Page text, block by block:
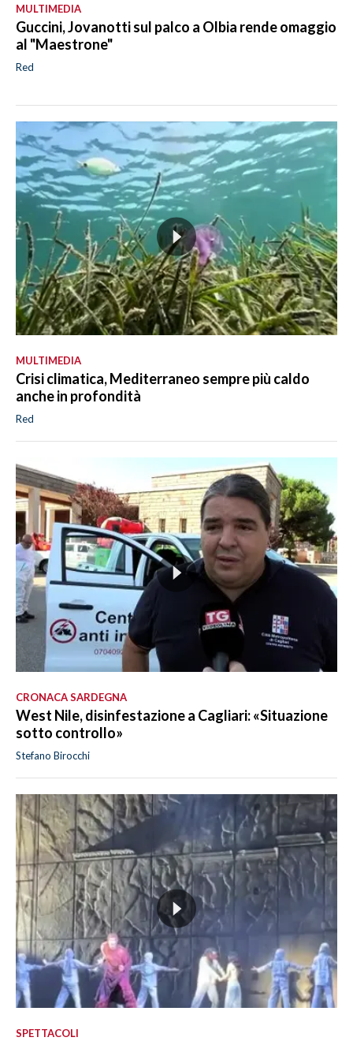
MULTIMEDIA
Guccini, Jovanotti sul palco a Olbia rende omaggio
al "Maestrone"
Red
MULTIMEDIA
Crisi climatica, Mediterraneo sempre più caldo
anche in profondità
Red
CRONACA SARDEGNA
West Nile, disinfestazione a Cagliari: «Situazione
sotto controllo»
Stefano Birocchi
SPETTACOLI